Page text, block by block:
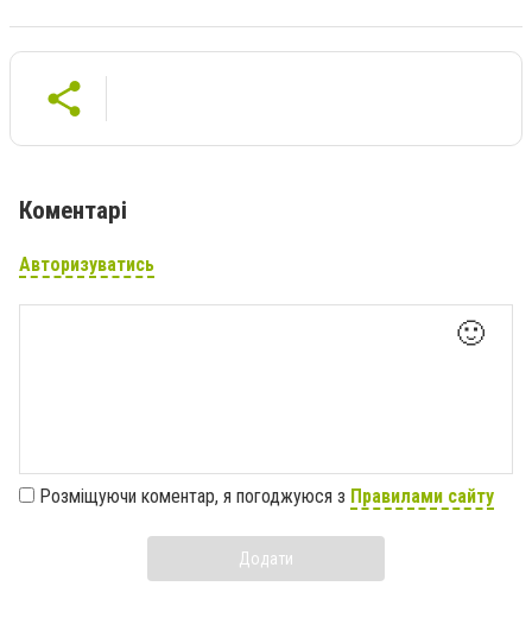
Коментарі
Авторизуватись
🙂
Розміщуючи коментар, я погоджуюся з Правилами сайту
Додати